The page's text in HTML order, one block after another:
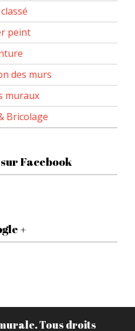
peint
des murs
muraux
Bricolage
Facebook
+
. Tous droits